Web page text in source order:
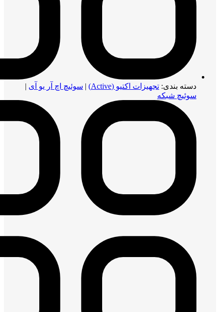
دسته بندی: تجهیزات اکتیو (Active) | سوئیچ اچ آر یو آی |
سوئیچ شبکه